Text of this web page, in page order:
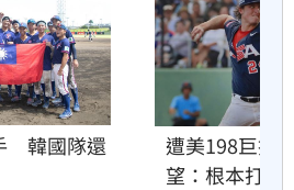
　韓國隊還
遭美198巨投
望：根本打不